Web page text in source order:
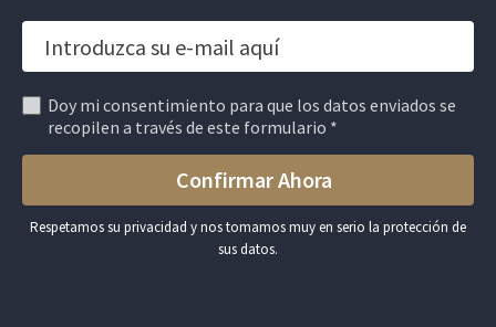
Doy mi consentimiento para que los datos enviados se
recopilen a través de este formulario *
Respetamos su privacidad y nos tomamos muy en serio la protección de
sus datos.